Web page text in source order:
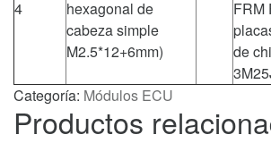
4
hexagonal de
cabeza simple
M2.5*12+6mm)
FRM
de
Categoría: Módulos ECU
Productos